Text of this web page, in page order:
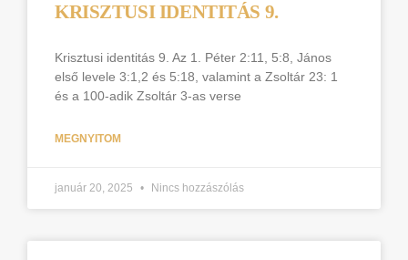
KRISZTUSI IDENTITÁS 9.
Krisztusi identitás 9. Az 1. Péter 2:11, 5:8, János
első levele 3:1,2 és 5:18, valamint a Zsoltár 23: 1
és a 100-adik Zsoltár 3-as verse
MEGNYITOM
január 20, 2025 Nincs hozzászólás